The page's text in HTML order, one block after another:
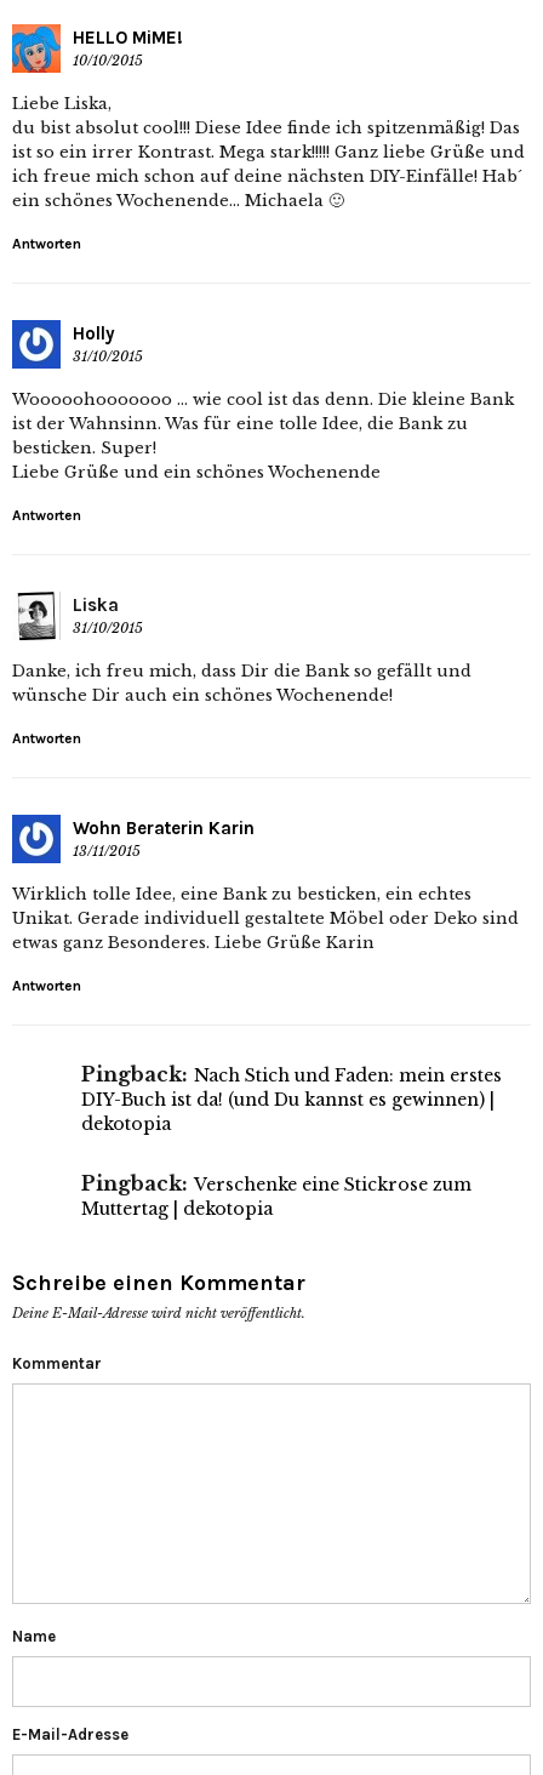
HELLO MiME!
10/10/2015
Liebe Liska,
du bist absolut cool!!! Diese Idee finde ich spitzenmäßig! Das
ist so ein irrer Kontrast. Mega stark!!!!! Ganz liebe Grüße und
ich freue mich schon auf deine nächsten DIY-Einfälle! Hab´
ein schönes Wochenende… Michaela 🙂
Antworten
Holly
31/10/2015
Wooooohooooooo … wie cool ist das denn. Die kleine Bank
ist der Wahnsinn. Was für eine tolle Idee, die Bank zu
besticken. Super!
Liebe Grüße und ein schönes Wochenende
Antworten
Liska
31/10/2015
Danke, ich freu mich, dass Dir die Bank so gefällt und
wünsche Dir auch ein schönes Wochenende!
Antworten
Wohn Beraterin Karin
13/11/2015
Wirklich tolle Idee, eine Bank zu besticken, ein echtes
Unikat. Gerade individuell gestaltete Möbel oder Deko sind
etwas ganz Besonderes. Liebe Grüße Karin
Antworten
Pingback: Nach Stich und Faden: mein erstes
DIY-Buch ist da! (und Du kannst es gewinnen) |
dekotopia
Pingback: Verschenke eine Stickrose zum
Muttertag | dekotopia
Schreibe einen Kommentar
Deine E-Mail-Adresse wird nicht veröffentlicht.
Kommentar
Name
E-Mail-Adresse